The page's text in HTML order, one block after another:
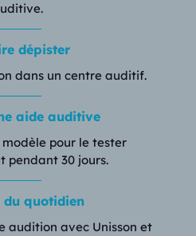
dépister
dans un centre auditif.
aide auditive
pour le tester
pendant 30 jours.
quotidien
audition avec Unisson et